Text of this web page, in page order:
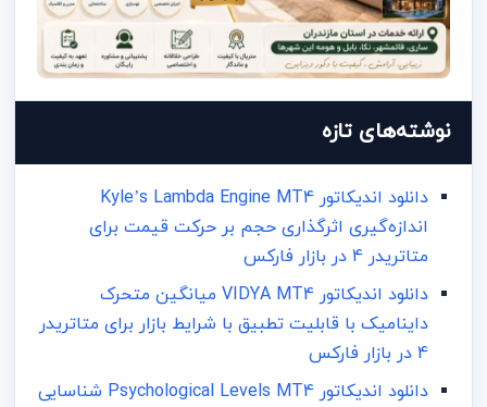
نوشته‌های تازه
دانلود اندیکاتور Kyle’s Lambda Engine MT4
اندازه‌گیری اثرگذاری حجم بر حرکت قیمت برای
متاتریدر 4 در بازار فارکس
دانلود اندیکاتور VIDYA MT4 میانگین متحرک
داینامیک با قابلیت تطبیق با شرایط بازار برای متاتریدر
4 در بازار فارکس
دانلود اندیکاتور Psychological Levels MT4 شناسایی